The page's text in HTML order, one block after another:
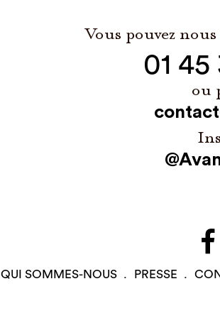
Vous pouvez
01 45
ou
QUI SOMMES-NOUS PRESSE